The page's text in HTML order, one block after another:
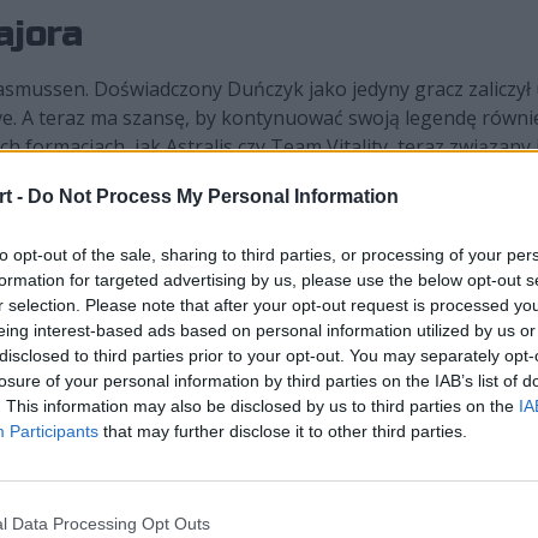
- Do Not Process My Personal Information
opt-out of the sale, sharing to third parties, or processing of your
for targeted advertising by us, please use the below opt-out
selection. Please note that after your opt-out request is processed
interest-based ads based on personal information utilized by us
to third parties prior to your opt-out. You may separately
of your personal information by third parties on the IAB’s list of
This information may also be disclosed by us to third parties on the
Participants that may further disclose it to other third parties.
Data Processing Opt Outs
Doświadczony Duńczyk jako jedyny gracz zaliczył
A teraz ma szansę, by kontynuować swoją legendę
formacjach, jak Astralis czy Team Vitality, teraz
Niemniej podczas dzisiejszych eliminacji ostatniej
jej członkowie, w tym dupreeh, mogą już szukać
awansu na IEM Chengdu 2024
fakt, że na RMR-ze pojawi się Brajan "dgl" Lemecha.
efekcie to gracze duńskiej organizacji awansowali.
zespół dgl-a osiągnął swój cel. Pewne pozostania w
właśnie Rumuni wcześniej zrzucili wspomniane już
Ta o ostatni wolny jeszcze bilet na Regional Major
europejskiego